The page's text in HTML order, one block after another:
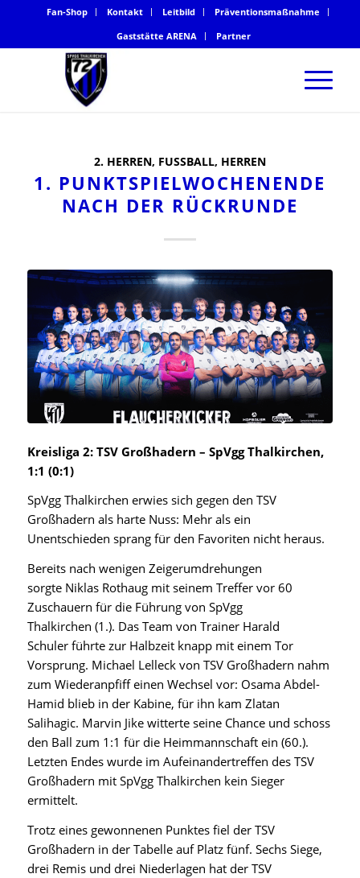
Fan-Shop Kontakt Leitbild
Präventionsmaßnahme
Gaststätte ARENA
Partner
2. HERREN, FUSSBALL , HERREN
1. PUNKTSPIELWOCHENENDE
NACH DER RÜCKRUNDE
Kreisliga 2: TSV Großhadern – SpVgg Thalkirchen,
1:1 (0:1)
SpVgg Thalkirchen erwies sich gegen den TSV
Großhadern als harte Nuss: Mehr als ein
Unentschieden sprang für den Favoriten nicht heraus.
Bereits nach wenigen Zeigerumdrehungen
sorgte Niklas Rothaugmit seinem Treffer vor 60
Zuschauern für die Führung von SpVgg
Thalkirchen (1.). Das Team von Trainer Harald
Schulerführte zur Halbzeit knapp mit einem Tor
Vorsprung. Michael Lelleck von TSV Großhadern nahm
zum Wiederanpfiff einen Wechsel vor: Osama Abdel-
Hamid blieb in der Kabine, für ihn kam Zlatan
Salihagic. Marvin Jikewitterte seine Chance und schoss
den Ball zum 1:1 für die Heimmannschaftein (60.).
Letzten Endes wurde im Aufeinandertreffen des TSV
Großhadern mit SpVgg Thalkirchen kein Sieger
ermittelt.
Trotz eines gewonnenen Punktes fiel der TSV
Großhadern in der Tabelle auf Platz fünf. Sechs Siege,
drei Remis und drei Niederlagen hat der TSV